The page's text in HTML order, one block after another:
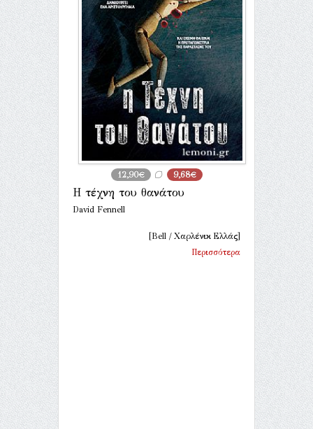
12,90€ 9,68€
Η τέχνη του θανάτου
David Fennell
[Bell / Χαρλένικ Ελλάς]
Περισσότερα